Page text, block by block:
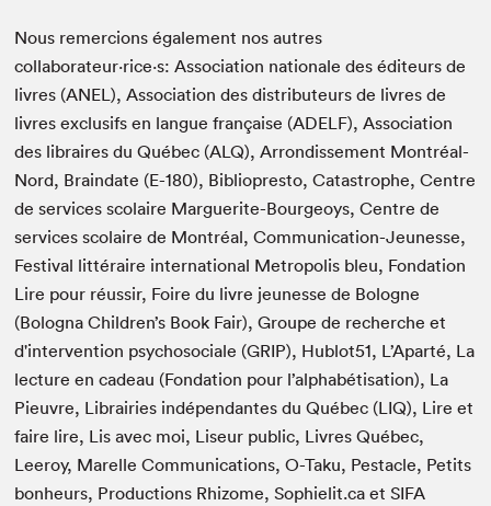
Nous remercions également nos autres
collaborateur·rice·s: Association nationale des éditeurs de
livres (ANEL), Association des distributeurs de livres de
livres exclusifs en langue française (ADELF), Association
des libraires du Québec (ALQ), Arrondissement Montréal-
Nord, Braindate (E-180), Bibliopresto, Catastrophe, Centre
de services scolaire Marguerite-Bourgeoys, Centre de
services scolaire de Montréal, Communication-Jeunesse,
Festival littéraire international Metropolis bleu, Fondation
Lire pour réussir, Foire du livre jeunesse de Bologne
(Bologna Children’s Book Fair), Groupe de recherche et
d'intervention psychosociale (GRIP), Hublot51, L’Aparté, La
lecture en cadeau (Fondation pour l’alphabétisation), La
Pieuvre, Librairies indépendantes du Québec (LIQ), Lire et
faire lire, Lis avec moi, Liseur public, Livres Québec,
Leeroy, Marelle Communications, O-Taku, Pestacle, Petits
bonheurs, Productions Rhizome, Sophielit.ca et SIFA